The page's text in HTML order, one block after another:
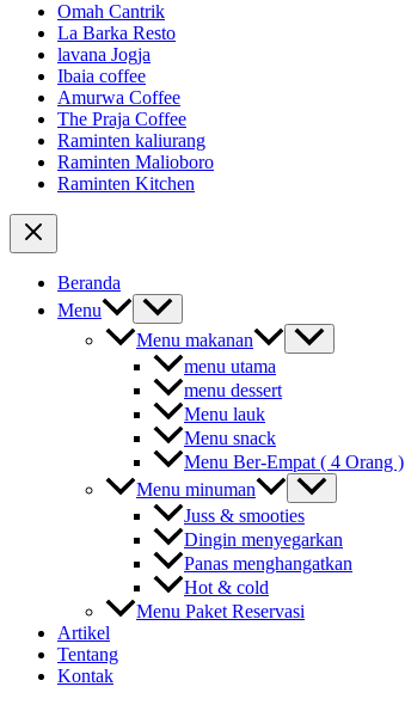
Omah Cantrik
La Barka Resto
lavana Jogja
Ibaia coffee
Amurwa Coffee
The Praja Coffee
Raminten kaliurang
Raminten Malioboro
Raminten Kitchen
Beranda
Menu
Menu makanan
menu utama
menu dessert
Menu lauk
Menu snack
Menu Ber-Empat ( 4 Orang )
Menu minuman
Juss & smooties
Dingin menyegarkan
Panas menghangatkan
Hot & cold
Menu Paket Reservasi
Artikel
Tentang
Kontak